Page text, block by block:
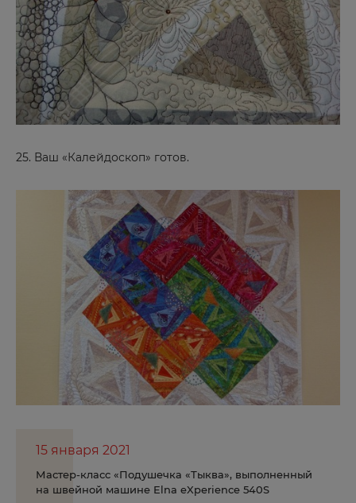
25. Ваш «Калейдоскоп» готов.
15 января 2021
Мастер-класс «Подушечка «Тыква», выполненный
на швейной машине Elna eXperience 540S
Серафимович
Серпухов
Симферополь
Смоленск
Сортавала
Старая Русса
Старый Оскол
Стерлитамак
Сыктывкар
Таганрог
Талдом
Томск